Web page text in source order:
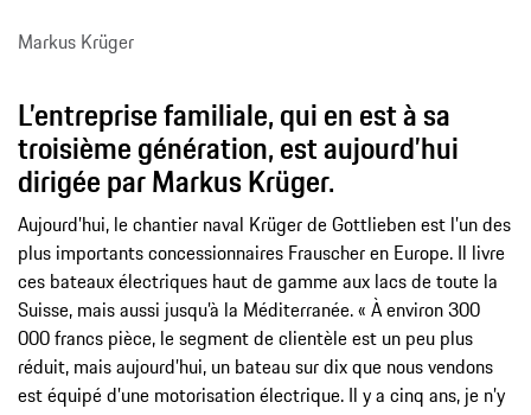
Markus Krüger
L’entreprise familiale, qui en est à sa
troisième génération, est aujourd’hui
dirigée par Markus Krüger.
Aujourd’hui, le chantier naval Krüger de Gottlieben est l’un des
plus importants concessionnaires Frauscher en Europe. Il livre
ces bateaux électriques haut de gamme aux lacs de toute la
Suisse, mais aussi jusqu’à la Méditerranée. « À environ 300
000 francs pièce, le segment de clientèle est un peu plus
réduit, mais aujourd’hui, un bateau sur dix que nous vendons
est équipé d’une motorisation électrique. Il y a cinq ans, je n’y